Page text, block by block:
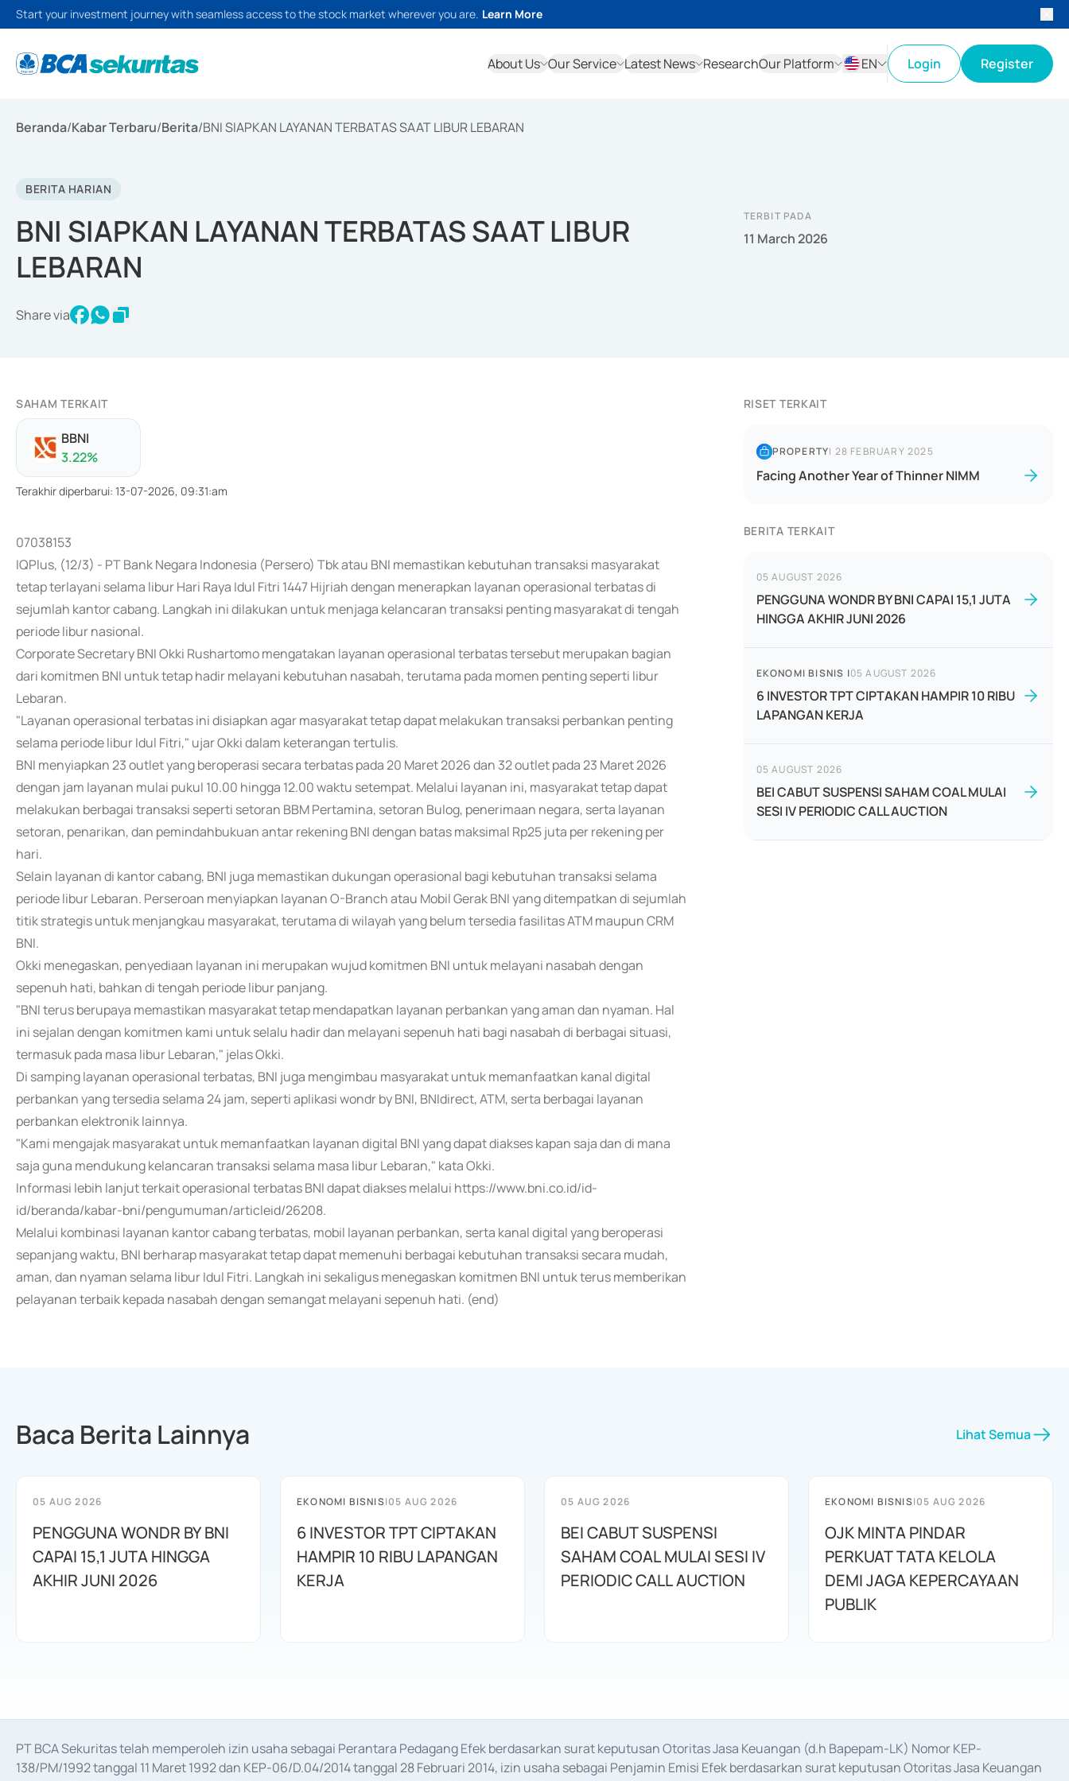
Start your investment journey with seamless access to the stock market wherever you are. Learn More
About Us Our Service Latest News ResearchOur Platform
EN
Login Register
Beranda/Kabar Terbaru/Berita/BNI SIAPKAN LAYANAN TERBATAS SAAT LIBUR LEBARAN
BERITA HARIAN
BNI SIAPKAN LAYANAN TERBATAS SAAT LIBUR
LEBARAN
Share via
TERBIT PADA
11 March 2026
SAHAM TERKAIT
BBNI
3.22%
Terakhir diperbarui: 13-07-2026, 09:31:am
07038153
IQPlus, (12/3) - PT Bank Negara Indonesia (Persero) Tbk atau BNI memastikan kebutuhan transaksi masyarakat
tetap terlayani selama libur Hari Raya Idul Fitri 1447 Hijriah dengan menerapkan layanan operasional terbatas di
sejumlah kantor cabang. Langkah ini dilakukan untuk menjaga kelancaran transaksi penting masyarakat di tengah
periode libur nasional.
Corporate Secretary BNI Okki Rushartomo mengatakan layanan operasional terbatas tersebut merupakan bagian
dari komitmen BNI untuk tetap hadir melayani kebutuhan nasabah, terutama pada momen penting seperti libur
Lebaran.
"Layanan operasional terbatas ini disiapkan agar masyarakat tetap dapat melakukan transaksi perbankan penting
selama periode libur Idul Fitri," ujar Okki dalam keterangan tertulis.
BNI menyiapkan 23 outlet yang beroperasi secara terbatas pada 20 Maret 2026 dan 32 outlet pada 23 Maret 2026
dengan jam layanan mulai pukul 10.00 hingga 12.00 waktu setempat. Melalui layanan ini, masyarakat tetap dapat
melakukan berbagai transaksi seperti setoran BBM Pertamina, setoran Bulog, penerimaan negara, serta layanan
setoran, penarikan, dan pemindahbukuan antar rekening BNI dengan batas maksimal Rp25 juta per rekening per
hari.
Selain layanan di kantor cabang, BNI juga memastikan dukungan operasional bagi kebutuhan transaksi selama
periode libur Lebaran. Perseroan menyiapkan layanan O-Branch atau Mobil Gerak BNI yang ditempatkan di sejumlah
titik strategis untuk menjangkau masyarakat, terutama di wilayah yang belum tersedia fasilitas ATM maupun CRM
BNI.
Okki menegaskan, penyediaan layanan ini merupakan wujud komitmen BNI untuk melayani nasabah dengan
sepenuh hati, bahkan di tengah periode libur panjang.
"BNI terus berupaya memastikan masyarakat tetap mendapatkan layanan perbankan yang aman dan nyaman. Hal
ini sejalan dengan komitmen kami untuk selalu hadir dan melayani sepenuh hati bagi nasabah di berbagai situasi,
termasuk pada masa libur Lebaran," jelas Okki.
Di samping layanan operasional terbatas, BNI juga mengimbau masyarakat untuk memanfaatkan kanal digital
perbankan yang tersedia selama 24 jam, seperti aplikasi wondr by BNI, BNIdirect, ATM, serta berbagai layanan
perbankan elektronik lainnya.
"Kami mengajak masyarakat untuk memanfaatkan layanan digital BNI yang dapat diakses kapan saja dan di mana
saja guna mendukung kelancaran transaksi selama masa libur Lebaran," kata Okki.
Informasi lebih lanjut terkait operasional terbatas BNI dapat diakses melalui https://www.bni.co.id/id-
id/beranda/kabar-bni/pengumuman/articleid/26208.
Melalui kombinasi layanan kantor cabang terbatas, mobil layanan perbankan, serta kanal digital yang beroperasi
sepanjang waktu, BNI berharap masyarakat tetap dapat memenuhi berbagai kebutuhan transaksi secara mudah,
aman, dan nyaman selama libur Idul Fitri. Langkah ini sekaligus menegaskan komitmen BNI untuk terus memberikan
pelayanan terbaik kepada nasabah dengan semangat melayani sepenuh hati. (end)
RISET TERKAIT
PROPERTY| 28 FEBRUARY 2025
Facing Another Year of Thinner NIMM
BERITA TERKAIT
05 AUGUST 2026
PENGGUNA WONDR BY BNI CAPAI 15,1 JUTA
HINGGA AKHIR JUNI 2026
EKONOMI BISNIS |05 AUGUST 2026
6 INVESTOR TPT CIPTAKAN HAMPIR 10 RIBU
LAPANGAN KERJA
05 AUGUST 2026
BEI CABUT SUSPENSI SAHAM COAL MULAI
SESI IV PERIODIC CALL AUCTION
Baca Berita Lainnya Lihat Semua
05 AUG 2026
PENGGUNA WONDR BY BNI
CAPAI 15,1 JUTA HINGGA
AKHIR JUNI 2026
EKONOMI BISNIS|05 AUG 2026
6 INVESTOR TPT CIPTAKAN
HAMPIR 10 RIBU LAPANGAN
KERJA
05 AUG 2026
BEI CABUT SUSPENSI
SAHAM COAL MULAI SESI IV
PERIODIC CALL AUCTION
EKONOMI BISNIS|05 AUG 2026
OJK MINTA PINDAR
PERKUAT TATA KELOLA
DEMI JAGA KEPERCAYAAN
PUBLIK
PT BCA Sekuritas telah memperoleh izin usaha sebagai Perantara Pedagang Efek berdasarkan surat keputusan Otoritas Jasa Keuangan (d.h Bapepam-LK) Nomor KEP-
138/PM/1992 tanggal 11 Maret 1992 dan KEP-06/D.04/2014 tanggal 28 Februari 2014, izin usaha sebagai Penjamin Emisi Efek berdasarkan surat keputusan Otoritas Jasa Keuangan